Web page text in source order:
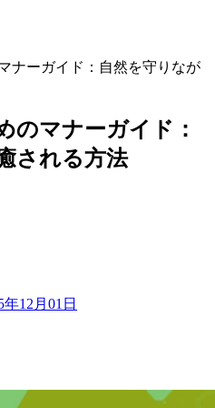
ナーガイド：自然を守りなが
のマナーガイド：
される方法
年12月01日